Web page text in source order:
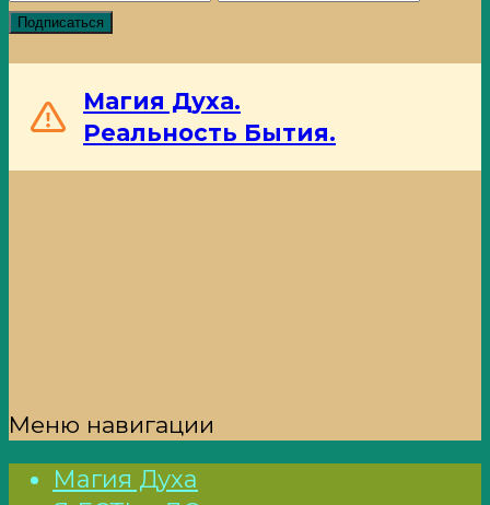
Подписаться
Магия Духа.
Реальность Бытия.
Меню навигации
Магия Духа